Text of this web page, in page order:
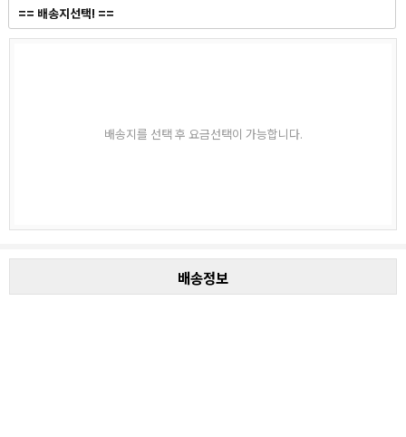
배송지를 선택 후 요금선택이 가능합니다.
배송정보